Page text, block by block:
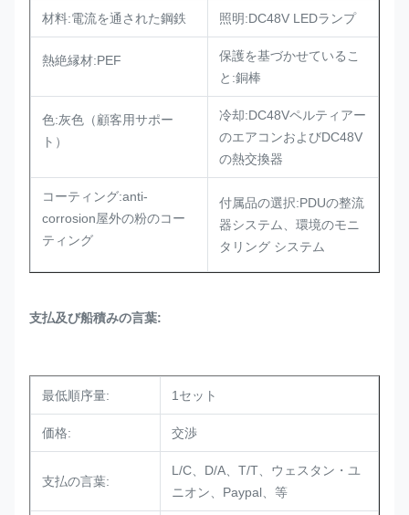
材料:電流を通された鋼鉄 照明:DC48V LEDランプ
熱絶縁材:PEF
保護を基づかせているこ
と:銅棒
色:灰色（顧客用サポー
ト）
冷却:DC48Vペルティアー
のエアコンおよびDC48V
の熱交換器
コーティング:anti-
corrosion屋外の粉のコー
ティング
付属品の選択:PDUの整流
器システム、環境のモニ
タリング システム
支払及び船積みの言葉:
最低順序量: 1セット
価格: 交渉
支払の言葉:
L/C、D/A、T/T、ウェスタン・ユ
ニオン、Paypal、等